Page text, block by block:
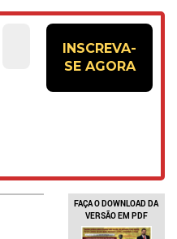
FAÇA O DOWNLOAD DA
VERSÃO EM PDF